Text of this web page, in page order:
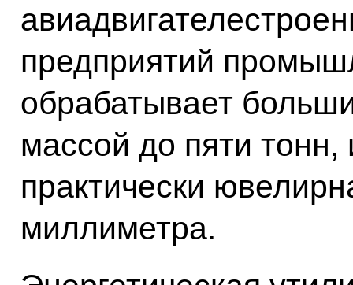
предприятий
обрабатывает
массой до пяти тонн,
практически
миллиметра.